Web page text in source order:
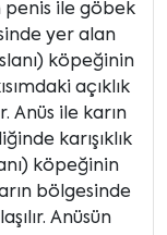
penis ile göbek
yer alan
köpeğinin
açıklık
Anüs ile karın
karışıklık
köpeğinin
bölgesinde
Anüsün